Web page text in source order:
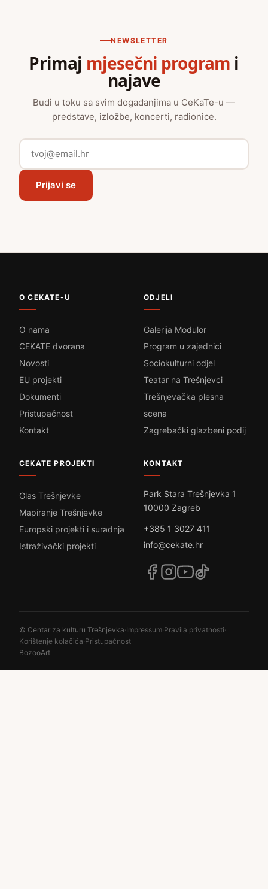
NEWSLETTER
Primaj mjesečni program i
najave
Budi u toku sa svim događanjima u CeKaTe-u —
predstave, izložbe, koncerti, radionice.
Prijavi se
O CEKATE-U
O nama
CEKATE dvorana
Novosti
EU projekti
Dokumenti
Pristupačnost
Kontakt
ODJELI
Galerija Modulor
Program u zajednici
Sociokulturni odjel
Teatar na Trešnjevci
Trešnjevačka plesna
scena
Zagrebački glazbeni podij
CEKATE PROJEKTI
Glas Trešnjevke
Mapiranje Trešnjevke
Europski projekti i suradnja
Istraživački projekti
KONTAKT
Park Stara Trešnjevka 1
10000 Zagreb
+385 1 3027 411
info@cekate.hr
© Centar za kulturu Trešnjevka·Impressum·Pravila privatnosti·
Korištenje kolačića·Pristupačnost
BozooArt